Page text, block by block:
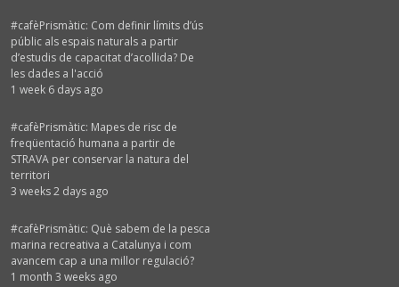
#cafèPrismàtic: Com definir límits d’ús
públic als espais naturals a partir
d’estudis de capacitat d’acollida? De
les dades a l'acció
1 week 6 days ago
#cafèPrismàtic: Mapes de risc de
freqüentació humana a partir de
STRAVA per conservar la natura del
territori
3 weeks 2 days ago
#cafèPrismàtic: Què sabem de la pesca
marina recreativa a Catalunya i com
avancem cap a una millor regulació?
1 month 3 weeks ago